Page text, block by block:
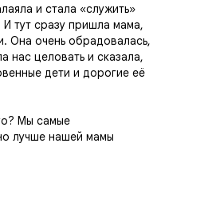
и стала «служить»
И тут сразу пришла мама,
Она очень обрадовалась,
нас целовать и сказала,
дети и дорогие её
Мы самые
лучше нашей мамы